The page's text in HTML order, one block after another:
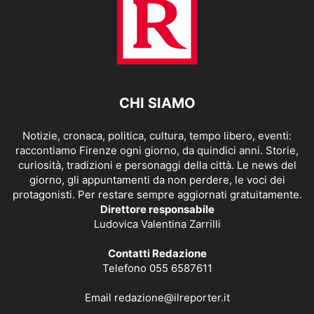
CHI SIAMO
Notizie, cronaca, politica, cultura, tempo libero, eventi:
raccontiamo Firenze ogni giorno, da quindici anni. Storie,
curiosità, tradizioni e personaggi della città. Le news del
giorno, gli appuntamenti da non perdere, le voci dei
protagonisti. Per restare sempre aggiornati gratuitamente.
Direttore responsabile
Ludovica Valentina Zarrilli
Contatti Redazione
Telefono 055 6587611
Email redazione@ilreporter.it